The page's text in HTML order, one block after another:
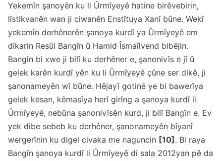
Yekemîn şanoyên ku li Ûrmîyeyê hatine birêvebirin,
lîstikvanên wan ji ciwanên Enstîtuya Xanî bûne. Wekî
yekemîn derhênerên şanoya kurdî ya Ûrmîyeyê em
dikarin Resûl Bangîn û Hamid Îsmaîlvend bibêjin.
Bangîn bi xwe ji bilî ku derhêner e, şanonivîs e jî û
gelek karên kurdî yên ku li Ûrmîyeyê çûne ser dikê, ji
şanonameyên wî bûne. Hêjayî gotinê ye bi bawerîya
gelek kesan, kêmasîya herî girîng a şanoya kurdî li
Ûrmîyeyê, nebûna şanonivîsên kurd, ji bilî Bangîn e. Ev
yek dibe sebeb ku derhêner, şanonameyên bîyanî
wergerînin ku digel civaka me naguncin [10] . Bi raya
Bangîn şanoya kurdî li Ûrmîyeyê di sala 2012yan pê da